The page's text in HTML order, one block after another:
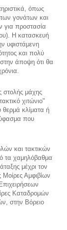
όπως
των γονάτων και
για προστασία
Η κατασκευή
υφιστάμενη
και πολύ
στην άποψη ότι θα
μάχης
χιτώνιο"
κλίματα ή
που
και τακτικών
τα χαμηλόβαθμα
μέχρι τον
Μοίρες Αμφιβίων
Καταδρομών
στην Βόρειο